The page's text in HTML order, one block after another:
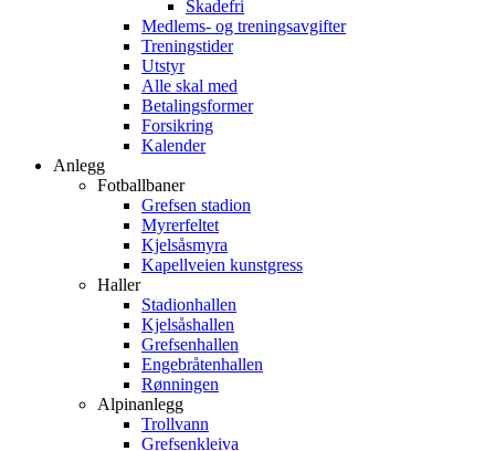
Skadefri
Medlems- og treningsavgifter
Treningstider
Utstyr
Alle skal med
Betalingsformer
Forsikring
Kalender
Anlegg
Fotballbaner
Grefsen stadion
Myrerfeltet
Kjelsåsmyra
Kapellveien kunstgress
Haller
Stadionhallen
Kjelsåshallen
Grefsenhallen
Engebråtenhallen
Rønningen
Alpinanlegg
Trollvann
Grefsenkleiva